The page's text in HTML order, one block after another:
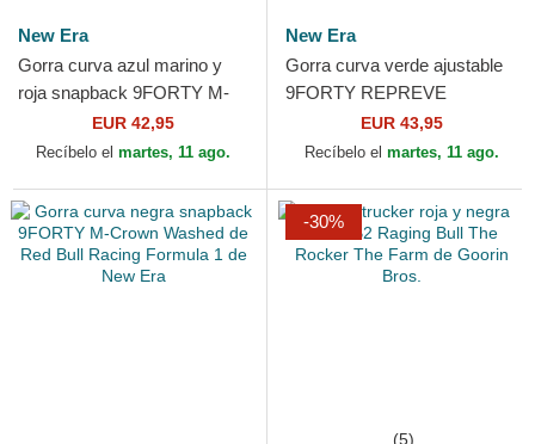
New Era
Gorra curva azul marino y
roja snapback 9FORTY M-
Crown Visor Print de Red
Bull Racing Formula 1...
EUR 42,95
Recíbelo el martes, 11 ago.
New Era
Gorra curva verde ajustable
9FORTY REPREVE
Wordmark de Red Bull
Racing Formula 1 de New
EUR 43,95
Recíbelo el martes, 11 ago.
-30%
(5)